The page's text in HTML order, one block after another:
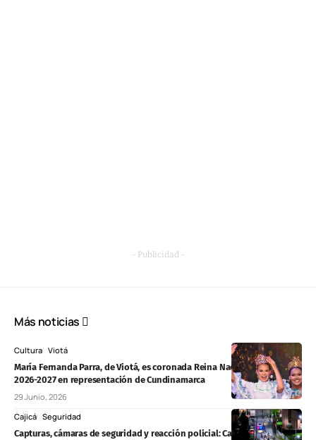
- Publicidad -
Más noticias
Cultura Viotá
María Fernanda Parra, de Viotá, es coronada Reina Nacional del Café
2026-2027 en representación de Cundinamarca
29 Junio, 2026
Cajicá Seguridad
Capturas, cámaras de seguridad y reacción policial: Cajicá reporta